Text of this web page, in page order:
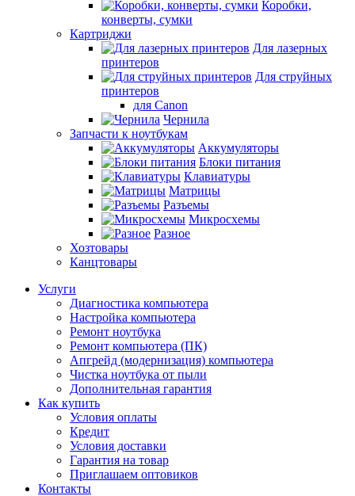
Коробки,
конверты, сумки
Картриджи
Для лазерных
принтеров
Для струйных
принтеров
для Canon
Чернила
Запчасти к ноутбукам
Аккумуляторы
Блоки питания
Клавиатуры
Матрицы
Разъемы
Микросхемы
Разное
Хозтовары
Канцтовары
Услуги
Диагностика компьютера
Настройка компьютера
Ремонт ноутбука
Ремонт компьютера (ПК)
Апгрейд (модернизация) компьютера
Чистка ноутбука от пыли
Дополнительная гарантия
Как купить
Условия оплаты
Кредит
Условия доставки
Гарантия на товар
Приглашаем оптовиков
Контакты